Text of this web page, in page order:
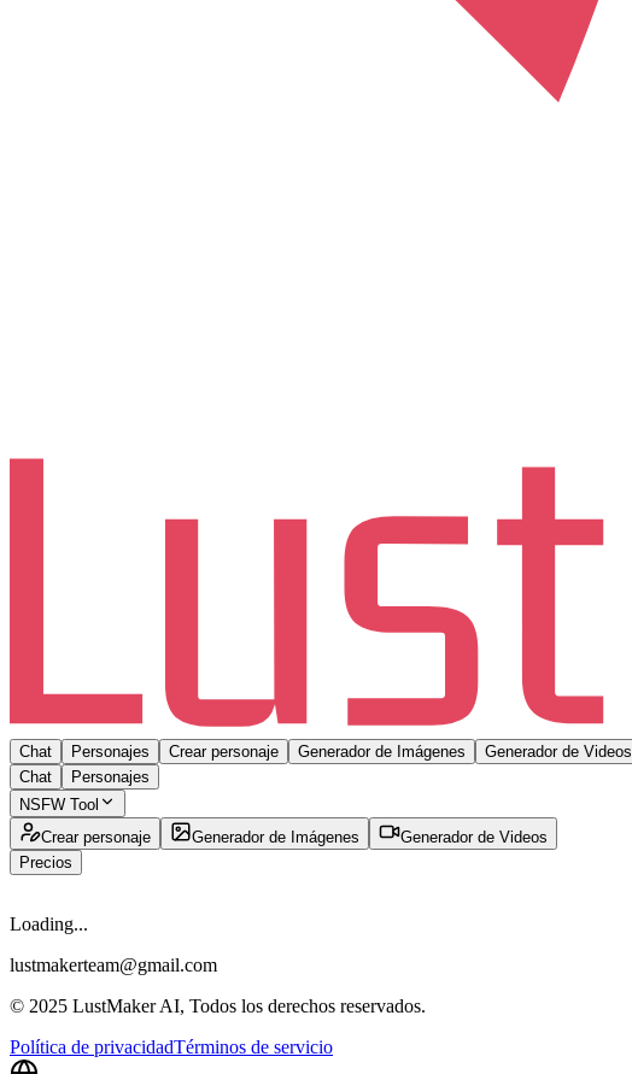
Chat Personajes Crear personaje Generador de Imágenes Generador de Videos
Chat
Personajes
NSFW Tool
Crear personaje
Generador de Imágenes
Generador de Videos
Precios
Loading...
lustmakerteam@gmail.com
© 2025 LustMaker AI, Todos los derechos reservados.
Política de privacidadTérminos de servicio